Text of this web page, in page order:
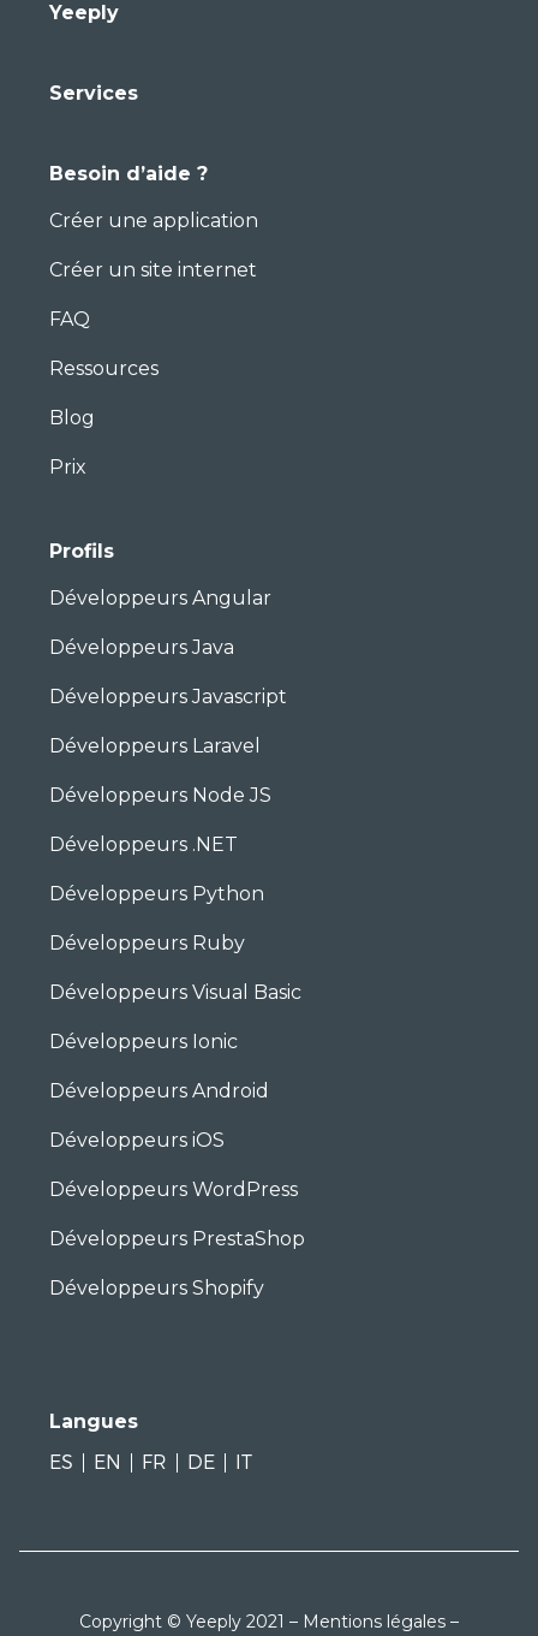
Yeeply
Services
Besoin d’aide ?
Créer une application
Créer un site internet
FAQ
Ressources
Blog
Prix
Profils
Développeurs Angular
Développeurs Java
Développeurs Javascript
Développeurs Laravel
Développeurs Node JS
Développeurs .NET
Développeurs Python
Développeurs Ruby
Développeurs Visual Basic
Développeurs Ionic
Développeurs Android
Développeurs iOS
Développeurs WordPress
Développeurs PrestaShop
Développeurs Shopify
Langues
ES
EN FR DE IT
Copyright © Yeeply 2021 – Mentions légales –